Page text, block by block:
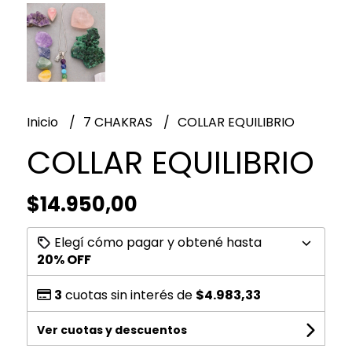
Inicio 7 CHAKRAS COLLAR EQUILIBRIO
COLLAR EQUILIBRIO
$14.950,00
Elegí cómo pagar y obtené hasta
20% OFF
3 cuotas sin interés de $4.983,33
Ver cuotas y descuentos